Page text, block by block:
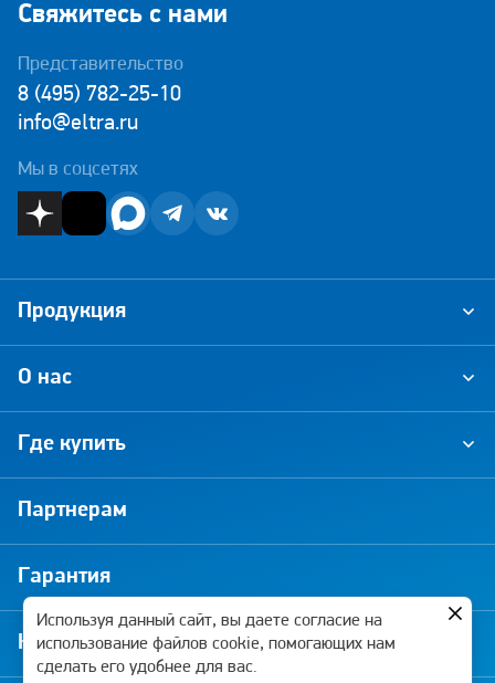
Свяжитесь с нами
Представительство
8 (495) 782-25-10
info@eltra.ru
Мы в соцсетях
О нас
Где купить
Партнерам
Гарантия
Новости и акции
Продукция
Используя данный сайт, вы даете согласие на
использование файлов cookie, помогающих нам
сделать его удобнее для вас.